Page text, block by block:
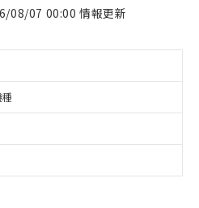
08/07 00:00 情報更新